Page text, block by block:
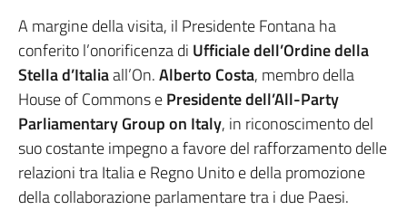
A margine della visita, il Presidente Fontana ha
conferito l’onorificenza di Ufficiale dell’Ordine della
Stella d’Italiaall’On.Alberto Costa, membro della
House of Commons ePresidente dell’All-Party
Parliamentary Group on Italy, in riconoscimento del
suo costante impegno a favore del rafforzamento delle
relazioni tra Italia e Regno Unito e della promozione
della collaborazione parlamentare tra i due Paesi.